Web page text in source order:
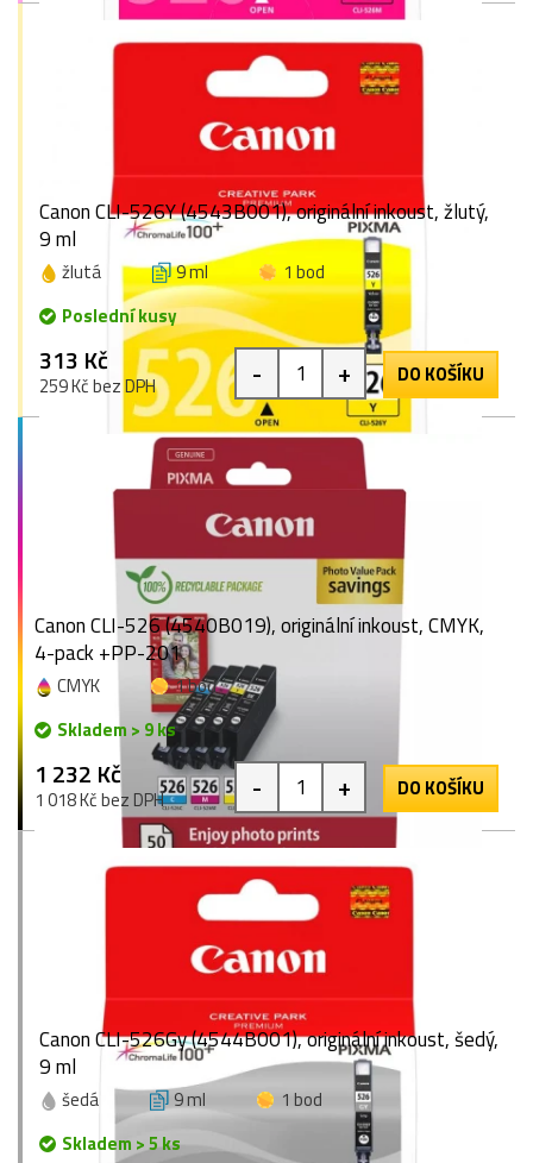
Canon CLI-526Y (4543B001), originální inkoust, žlutý,
9 ml
žlutá 9 ml
1 bod
Poslední kusy
313 Kč
259 Kč bez DPH - + DO KOŠÍKU
Canon CLI-526 (4540B019), originální inkoust, CMYK,
4-pack +PP-201
CMYK
1 bod
Skladem > 9 ks
1 232 Kč
1 018 Kč bez DPH - + DO KOŠÍKU
Canon CLI-526Gy (4544B001), originální inkoust, šedý,
9 ml
šedá 9 ml
1 bod
Skladem > 5 ks